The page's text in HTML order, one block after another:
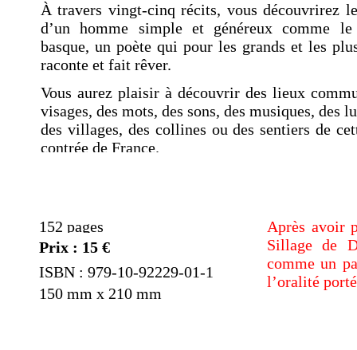
Après avoir
Sillage de
comme un
l’oralité
150 mm x 210 mm
152 pages
Prix : 15 €
ISBN : 979-10-92229-01-1
À travers vingt-cinq récits, vous découvrirez
d’un homme simple et généreux comme le
basque, un poète qui pour les grands et les
raconte et fait rêver.
Vous aurez plaisir à découvrir des lieux
visages, des mots, des sons, des musiques, des
des villages, des collines ou des sentiers de
contrée de France.